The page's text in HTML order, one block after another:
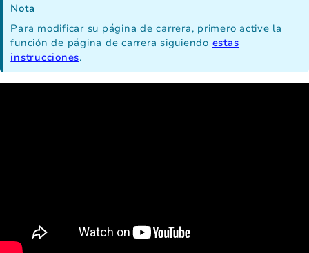
Nota
Para modificar su página de carrera, primero active la
función de página de carrera siguiendo estas
instrucciones.